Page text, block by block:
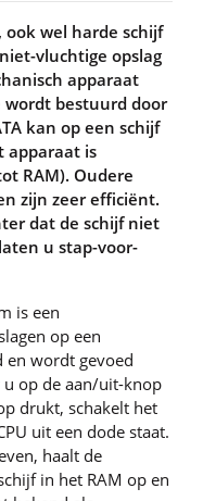
ook wel harde schijf
vluchtige opslag
apparaat
wordt bestuurd door
kan op een schijf
apparaat is
RAM). Oudere
zijn zeer efficiënt.
dat de schijf niet
u stap-voor-
is een
op een
en wordt gevoed
op de aan/uit-knop
drukt, schakelt het
uit een dode staat.
haalt de
in het RAM op en